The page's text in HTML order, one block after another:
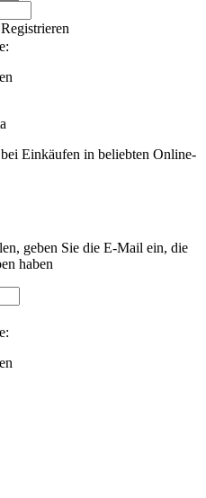
Registrieren
Einkäufen in beliebten Online-
geben Sie die E-Mail ein, die
haben